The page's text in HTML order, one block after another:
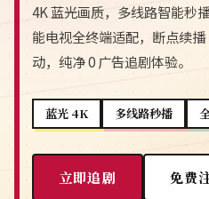
4K 蓝光画质，多线路智能
能电视全终端适配，断点续
动，纯净 0 广告追剧体验。
蓝光 4K 多线路秒播
立即追剧 免费